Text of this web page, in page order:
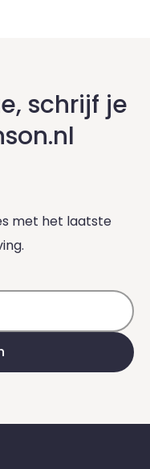
schrijf je
met het laatste